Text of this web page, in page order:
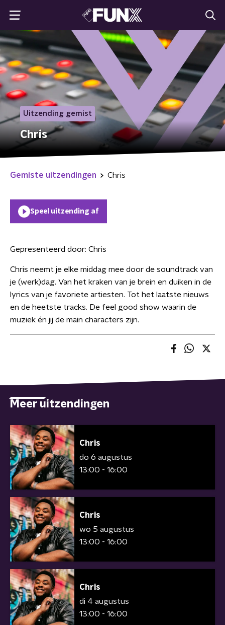
Uitzending gemist
Chris
Gemiste uitzendingen Chris
Speel uitzending af
Gepresenteerd door: Chris
Chris neemt je elke middag mee door de soundtrack van
je (werk)dag. Van het kraken van je brein en duiken in de
lyrics van je favoriete artiesten. Tot het laatste nieuws
en de heetste tracks. De feel good show waarin de
muziek én jij de main characters zijn.
Meer uitzendingen
Chris
do 6 augustus
13:00 - 16:00
Chris
wo 5 augustus
13:00 - 16:00
Chris
di 4 augustus
13:00 - 16:00